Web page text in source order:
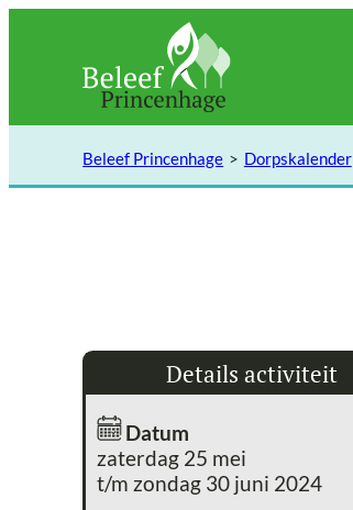
inhoud
Beleef Princenhage Dorpskalender
Details activiteit
Datum
zaterdag 25 mei
t/m zondag 30 juni 2024